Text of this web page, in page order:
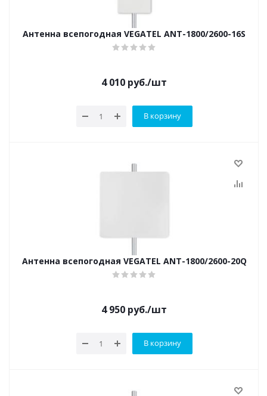
Антенна всепогодная VEGATEL ANT-1800/2600-16S
4 010 руб./шт
В корзину
Антенна всепогодная VEGATEL ANT-1800/2600-20Q
4 950 руб./шт
В корзину